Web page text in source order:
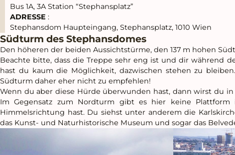
Bus 1A, 3A Station “Stephansplatz”
ADRESSE :
Stephansdom Haupteingang, Stephansplatz, 1010 Wien
Südturm des Stephansdomes
Den höheren der beiden Aussichtstürme, den 137 m hohen
Beachte bitte, dass die Treppe sehr eng ist und dir während
hast du kaum die Möglichkeit, dazwischen stehen zu
Südturm daher eher nicht zu empfehlen!
Wenn du aber diese Hürde überwunden hast, dann wirst du in
Im Gegensatz zum Nordturm gibt es hier keine
Himmelsrichtung hast. Du siehst unter anderem die
das Kunst- und Naturhistorische Museum und sogar das